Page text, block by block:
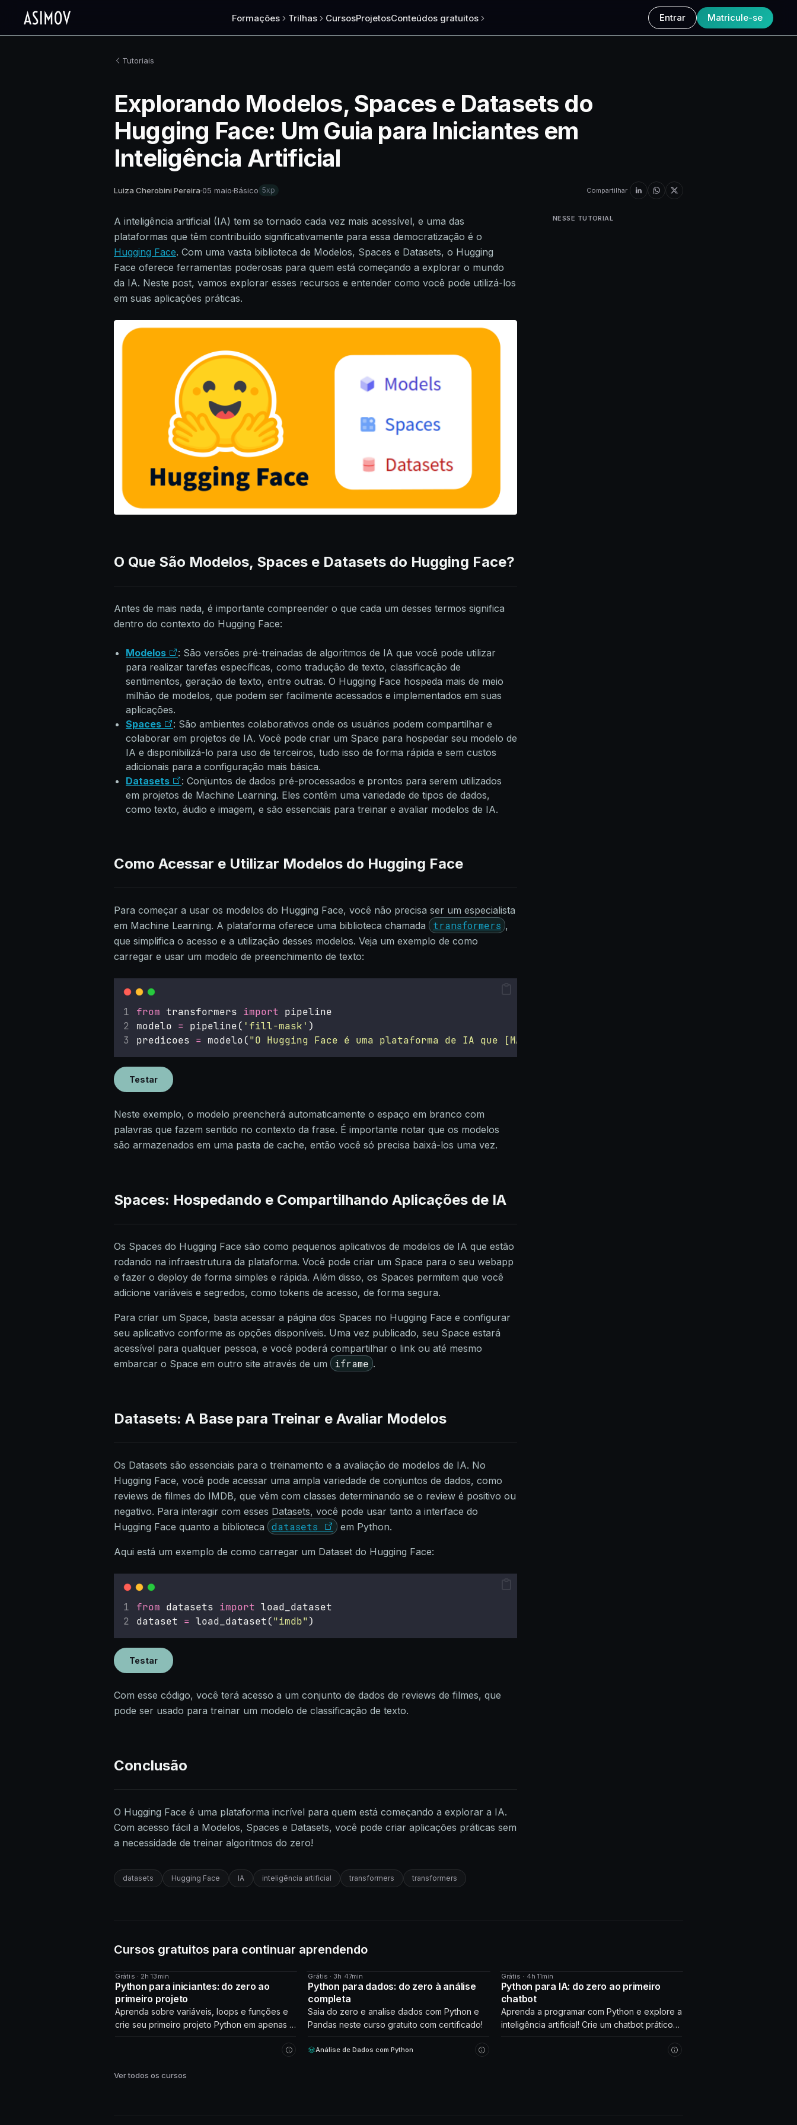
Formações Trilhas CursosProjetosConteúdos gratuitos Entrar Matricule-se
Tutoriais
Explorando Modelos, Spaces e Datasets do
Hugging Face: Um Guia para Iniciantes em
Inteligência Artificial
Luiza Cherobini Pereira 05 maio Básico 5xp Compartilhar
A inteligência artificial (IA) tem se tornado cada vez mais acessível, e uma das
plataformas que têm contribuído significativamente para essa democratização é o
Hugging Face. Com uma vasta biblioteca de Modelos, Spaces e Datasets, o Hugging
Face oferece ferramentas poderosas para quem está começando a explorar o mundo
da IA. Neste post, vamos explorar esses recursos e entender como você pode utilizá-los
em suas aplicações práticas.
O Que São Modelos, Spaces e Datasets do Hugging Face?
Antes de mais nada, é importante compreender o que cada um desses termos significa
dentro do contexto do Hugging Face:
Modelos
: São versões pré-treinadas de algoritmos de IA que você pode utilizar
para realizar tarefas específicas, como tradução de texto, classificação de
sentimentos, geração de texto, entre outras. O Hugging Face hospeda mais de meio
milhão de modelos, que podem ser facilmente acessados e implementados em suas
aplicações.
Spaces
: São ambientes colaborativos onde os usuários podem compartilhar e
colaborar em projetos de IA. Você pode criar um Space para hospedar seu modelo de
IA e disponibilizá-lo para uso de terceiros, tudo isso de forma rápida e sem custos
adicionais para a configuração mais básica.
Datasets
: Conjuntos de dados pré-processados e prontos para serem utilizados
em projetos de Machine Learning. Eles contêm uma variedade de tipos de dados,
como texto, áudio e imagem, e são essenciais para treinar e avaliar modelos de IA.
Como Acessar e Utilizar Modelos do Hugging Face
Para começar a usar os modelos do Hugging Face, você não precisa ser um especialista
em Machine Learning. A plataforma oferece uma biblioteca chamada
transformers ,
que simplifica o acesso e a utilização desses modelos. Veja um exemplo de como
carregar e usar um modelo de preenchimento de texto:
from transformers import pipeline
modelo = pipeline( ' fill-mask ' )
predicoes = modelo("O Hugging Face é uma plataforma de IA que [MASK].
Testar
Neste exemplo, o modelo preencherá automaticamente o espaço em branco com
palavras que fazem sentido no contexto da frase. É importante notar que os modelos
são armazenados em uma pasta de cache, então você só precisa baixá-los uma vez.
Spaces: Hospedando e Compartilhando Aplicações de IA
Os Spaces do Hugging Face são como pequenos aplicativos de modelos de IA que estão
rodando na infraestrutura da plataforma. Você pode criar um Space para o seu webapp
e fazer o deploy de forma simples e rápida. Além disso, os Spaces permitem que você
adicione variáveis e segredos, como tokens de acesso, de forma segura.
Para criar um Space, basta acessar a página dos Spaces no Hugging Face e configurar
seu aplicativo conforme as opções disponíveis. Uma vez publicado, seu Space estará
acessível para qualquer pessoa, e você poderá compartilhar o link ou até mesmo
embarcar o Space em outro site através de um
iframe .
Datasets: A Base para Treinar e Avaliar Modelos
Os Datasets são essenciais para o treinamento e a avaliação de modelos de IA. No
Hugging Face, você pode acessar uma ampla variedade de conjuntos de dados, como
reviews de filmes do IMDB, que vêm com classes determinando se o review é positivo ou
negativo. Para interagir com esses Datasets, você pode usar tanto a interface do
Hugging Face quanto a biblioteca
datasets em Python.
Aqui está um exemplo de como carregar um Dataset do Hugging Face:
from datasets import load_dataset
dataset = load_dataset("imdb")
Testar
Com esse código, você terá acesso a um conjunto de dados de reviews de filmes, que
pode ser usado para treinar um modelo de classificação de texto.
Conclusão
O Hugging Face é uma plataforma incrível para quem está começando a explorar a IA.
Com acesso fácil a Modelos, Spaces e Datasets, você pode criar aplicações práticas sem
a necessidade de treinar algoritmos do zero!
datasets Hugging Face IA inteligência artificial transformers transformers
NESSE TUTORIAL
Cursos gratuitos para continuar aprendendo
CURSO
Grátis · 2h 13min
Python para iniciantes: do zero ao
primeiro projeto
Aprenda sobre variáveis, loops e funções e
crie seu primeiro projeto Python em apenas 2
CURSO
Grátis · 3h 47min
Python para dados: do zero à análise
completa
Saia do zero e analise dados com Python e
Pandas neste curso gratuito com certificado!
Análise de Dados com Python
CURSO
Grátis · 4h 11min
Python para IA: do zero ao primeiro
chatbot
Aprenda a programar com Python e explore a
inteligência artificial! Crie um chatbot prático
Ver todos os cursos